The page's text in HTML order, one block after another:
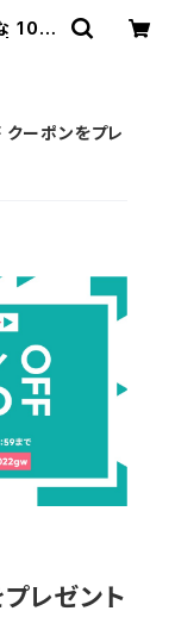
10%
クーポンをプレ
レゼント